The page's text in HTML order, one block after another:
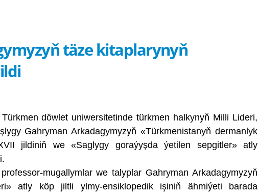
täze kitaplarynyň
döwlet uniwersitetinde türkmen halkynyň Milli Lideri,
Gahryman Arkadagymyzyň «Türkmenistanyň dermanlyk
jildiniň we «Saglygy goraýyşda ýetilen sepgitler» atly
mugallymlar we talyplar Gahryman Arkadagymyzyň
atly köp jiltli ylmy-ensiklopedik işiniň ähmiýeti barada